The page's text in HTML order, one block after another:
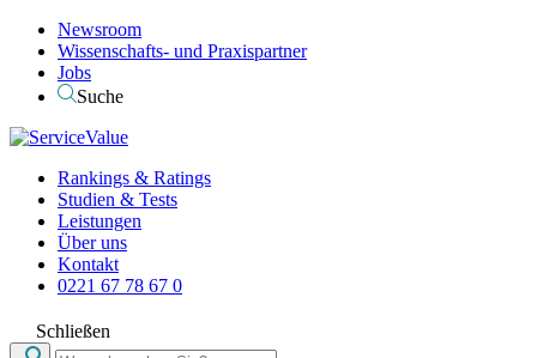
Newsroom
Wissenschafts- und Praxispartner
Jobs
Suche
Rankings & Ratings
Studien & Tests
Leistungen
Über uns
Kontakt
0221 67 78 67 0
Schließen